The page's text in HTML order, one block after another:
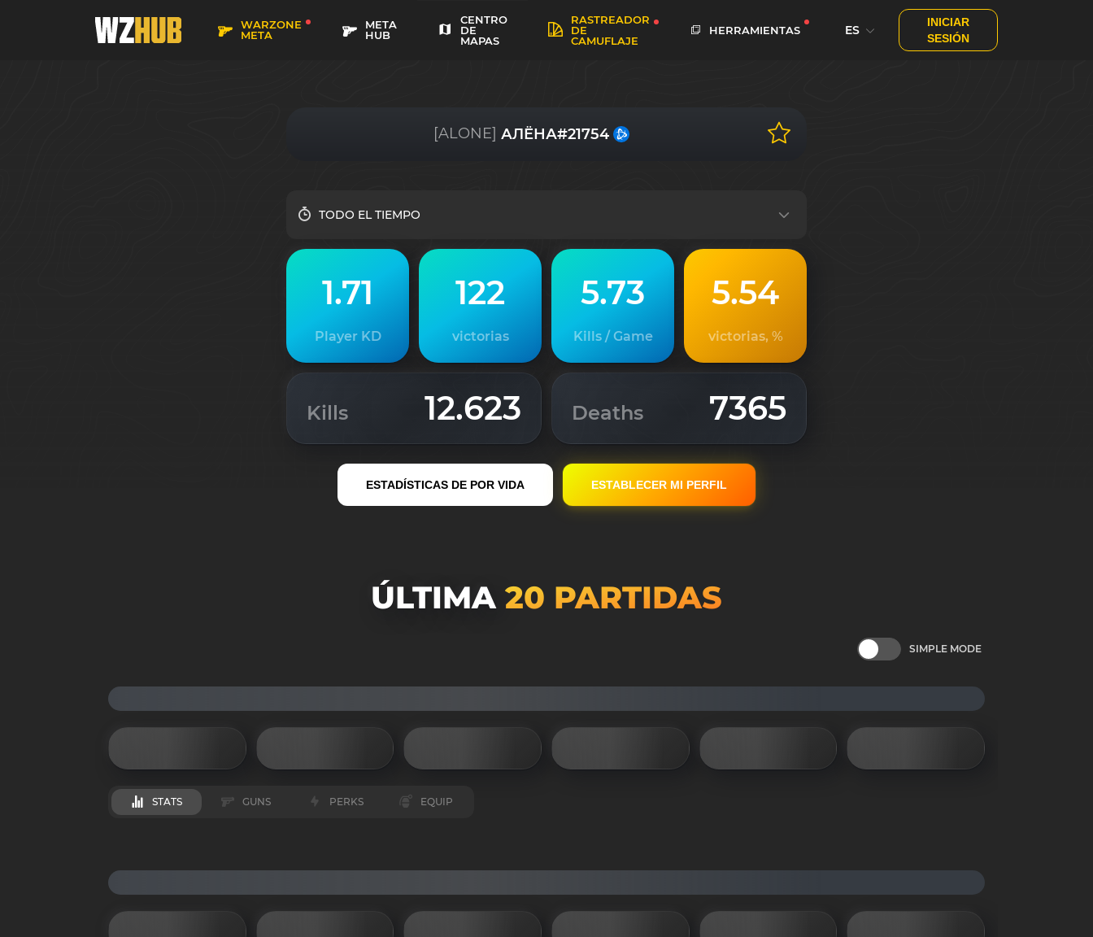
WARZONE
META
META
HUB
CENTRO
DE
MAPAS
RASTREADOR
DE
CAMUFLAJE
HERRAMIENTAS ES
INICIAR
SESIÓN
[ALONE] АЛЁНА#21754
TODO EL TIEMPO
1.71
Player KD
122
victorias
5.73
Kills / Game
5.54
victorias, %
12.623
Kills 7365
Deaths
ESTADÍSTICAS DE POR VIDA ESTABLECER MI PERFIL
ÚLTIMA 20 PARTIDAS
SIMPLE MODE
STATS GUNS PERKS EQUIP